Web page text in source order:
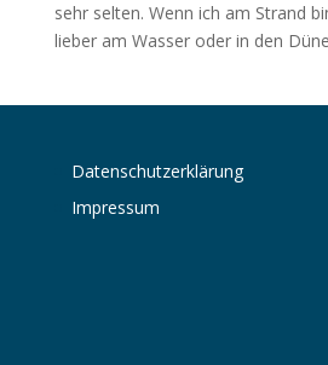
sehr selten. Wenn ich am Strand
lieber am Wasser oder in den
Datenschutzerklärung
Impressum